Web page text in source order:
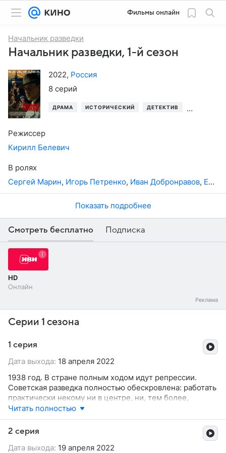
Фильмы онлайн
Начальник разведки
Начальник разведки, 1-й сезон
2022, Россия
8 серий
ДРАМА ИСТОРИЧЕСКИЙ ДЕТЕКТИВ
Режиссер
Кирилл Белевич
В ролях
Сергей Марин, Игорь Петренко, Иван Добронравов, Екатерина Вилкова
Показать подробнее
Смотреть бесплатно Подписка
HD
Онлайн
Серии 1 сезона
1 серия
Дата выхода: 18 апреля 2022
1938 год. В стране полным ходом идут репрессии.
Советская разведка полностью обескровлена: работать
практически некому ни в центре, ни, тем более,
за рубежом. В сложившихся условиях руководство
страны идет на беспрецедентный шаг — срочный
набор среди гражданского населения. Среди прочих
выбор падает и на 30-летнего редактора
сельскохозяйственного издательства Павла Фитина,
Читать полностью
2 серия
Дата выхода: 19 апреля 2022